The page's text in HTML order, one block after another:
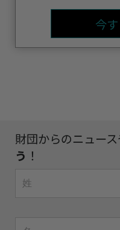
今
財団からのニュー
う ！